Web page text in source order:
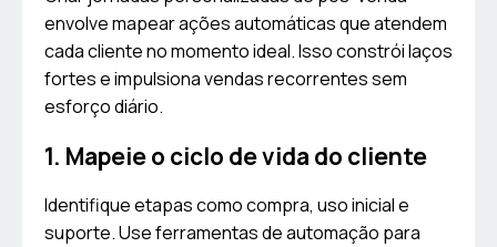
envolve mapear ações automáticas que atendem
cada cliente no momento ideal. Isso constrói laços
fortes e impulsiona vendas recorrentes sem
esforço diário.
1. Mapeie o ciclo de vida do cliente
Identifique etapas como compra, uso inicial e
suporte. Use ferramentas de automação para